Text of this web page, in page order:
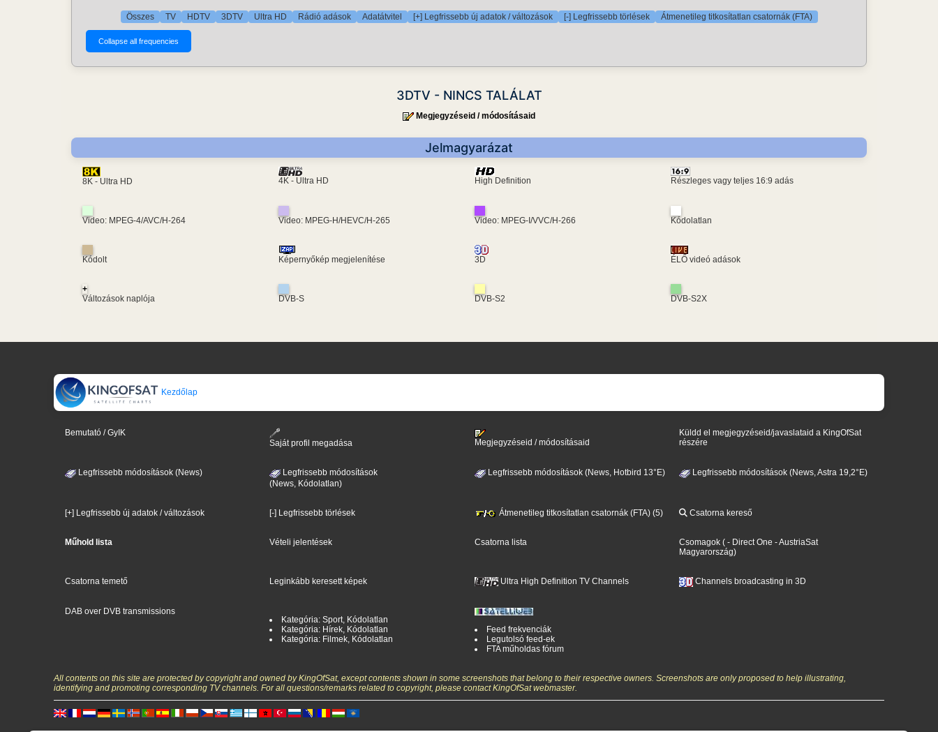
Összes TV HDTV 3DTV Ultra HD Rádió adások Adatátvitel [+] Legfrissebb új adatok / változások [-] Legfrissebb törlések Átmenetileg titkosítatlan csatornák (FTA)
3DTV - NINCS TALÁLAT
Megjegyzéseid / módosításaid
Jelmagyarázat
8K - Ultra HD 4K - Ultra HD High Definition Részleges vagy teljes 16:9 adás
Video: MPEG-4/AVC/H-264 Video: MPEG-H/HEVC/H-265 Video: MPEG-I/VVC/H-266 Kódolatlan
Kódolt Képernyőkép megjelenítése 3D ÉLŐ videó adások
+
Változások naplója
DVB-S DVB-S2 DVB-S2X
Kezdőlap
Bemutató / GyIK
Saját profil megadása
Megjegyzéseid / módosításaid
Küldd el megjegyzéseid/javaslataid a KingOfSat
részére
Legfrissebb módosítások (News)
Legfrissebb módosítások
(News, Kódolatlan)
Legfrissebb módosítások (News, Hotbird 13°E) Legfrissebb módosítások (News, Astra 19,2°E)
[+] Legfrissebb új adatok / változások [-] Legfrissebb törlések Átmenetileg titkosítatlan csatornák (FTA) (5) Csatorna kereső
Műhold lista Vételi jelentések Csatorna lista Csomagok (- Direct One - AustriaSat
Magyarország)
Csatorna temető Leginkább keresett képek Ultra High Definition TV Channels Channels broadcasting in 3D
DAB over DVB transmissions
Kategória: Sport, Kódolatlan
Kategória: Hírek, Kódolatlan
Kategória: Filmek, Kódolatlan
Feed frekvenciák
Legutolsó feed-ek
FTA műholdas fórum
All contents on this site are protected by copyright and owned by KingOfSat, except contents shown in some screenshots that belong to their respective owners. Screenshots are only proposed to help illustrating,
identifying and promoting corresponding TV channels. For all questions/remarks related to copyright, please contact KingOfSat webmaster.